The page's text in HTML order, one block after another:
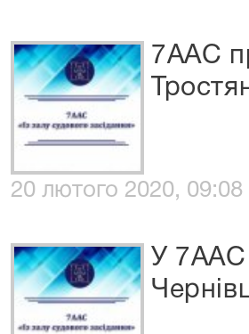
7ААС
20 лютого 2020, 09:08
У 7ААС